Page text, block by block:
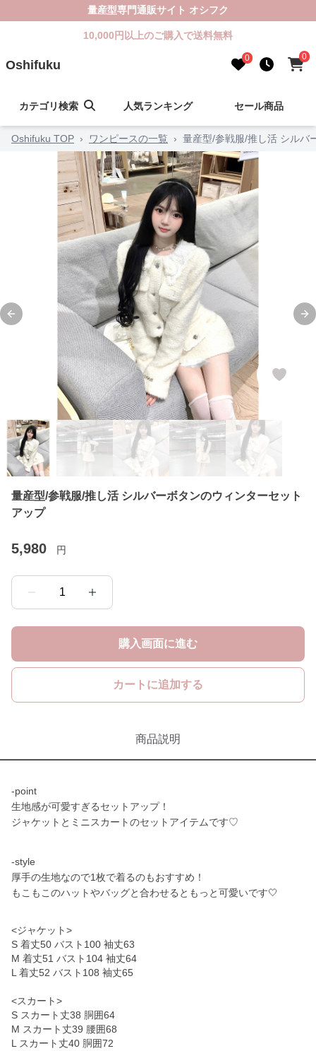
量産型専門通販サイト オシフク
10,000円以上のご購入で送料無料
Oshifuku 0 0
カテゴリ検索 人気ランキング セール商品
Oshifuku TOP › ワンピースの一覧 › 量産型/参戦服/推し活 シルバ
Previous slide
量産型/参戦服/推し活 シルバーボタンのウィンターセット
アップ
5,980 円
1
購入画面に進む
カートに追加する
商品説明
-point
生地感が可愛すぎるセットアップ！
ジャケットとミニスカートのセットアイテムです♡
-style
厚手の生地なので1枚で着るのもおすすめ！
もこもこのハットやバッグと合わせるともっと可愛いです🤍
<ジャケット>
S 着丈50 バスト100 袖丈63
M 着丈51 バスト104 袖丈64
L 着丈52 バスト108 袖丈65
<スカート>
S スカート丈38 胴囲64
M スカート丈39 腰囲68
L スカート丈40 胴囲72